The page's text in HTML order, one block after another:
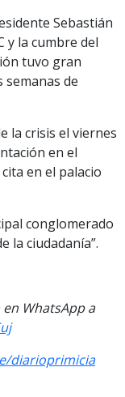
Sebastián
y la cumbre del
tuvo gran
semanas de
la crisis el viernes
en el
en el palacio
conglomerado
la ciudadanía”.
WhatsApp a
diarioprimicia